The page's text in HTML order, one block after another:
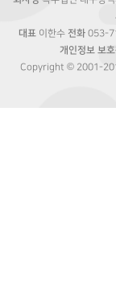
대표이한수 전화053-
개인정보 보
Copyright © 2001-